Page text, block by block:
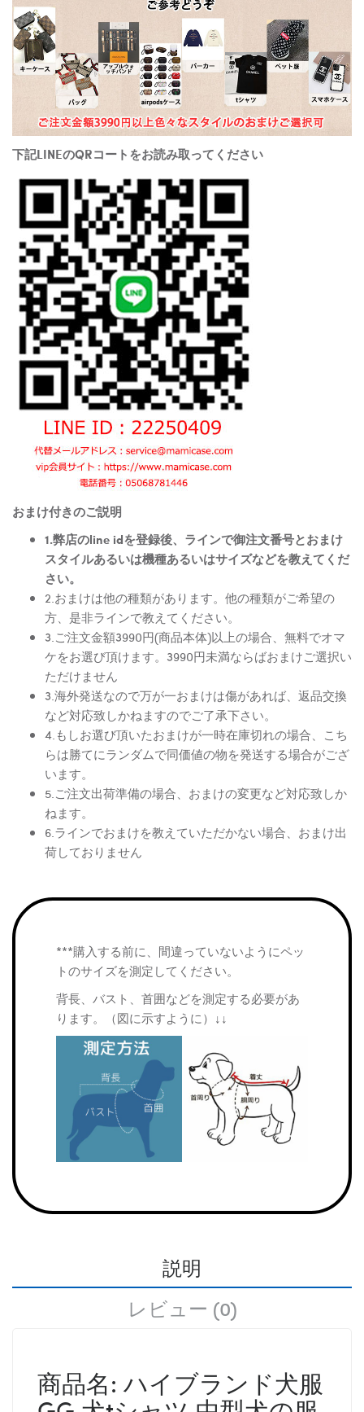
下記LINEのQRコートをお読み取ってください
おまけ付きのご説明
1.弊店のline idを登録後、ラインで御注文番号とおまけ
スタイルあるいは機種あるいはサイズなどを教えてくだ
さい。
2.おまけは他の種類があります。他の種類がご希望の
方、是非ラインで教えてください。
3.ご注文金額3990円(商品本体)以上の場合、無料でオマ
ケをお選び頂けます。3990円未満ならばおまけご選択い
ただけません
3.海外発送なので万が一おまけは傷があれば、返品交換
など対応致しかねますのでご了承下さい。
4.もしお選び頂いたおまけが一時在庫切れの場合、こち
らは勝てにランダムで同価値の物を発送する場合がござ
います。
5.ご注文出荷準備の場合、おまけの変更など対応致しか
ねます。
6.ラインでおまけを教えていただかない場合、おまけ出
荷しておりません
***購入する前に、間違っていないようにペッ
トのサイズを測定してください。
背長、バスト、首囲などを測定する必要があ
ります。（図に示すように）↓↓
説明
レビュー (0)
商品名: ハイブランド犬服